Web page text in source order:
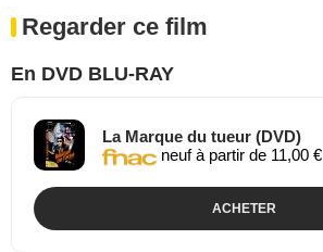
Regarder ce film
En DVD BLU-RAY
La Marque du tueur (DVD)
neuf à partir de 11,00 €
ACHETER